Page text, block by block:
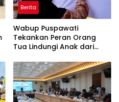
Berita
Wabup Puspawati
Tekankan Peran Orang
Tua Lindungi Anak dari
Gawai